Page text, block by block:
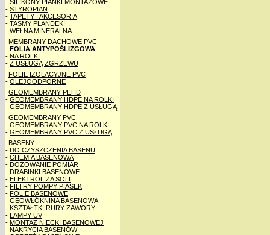
- SILIKONY PIANKI MONTAŻOWE
- STYROPIAN
- TAPETY I AKCESORIA
- TAŚMY PLANDEKI
- WEŁNA MINERALNA
MEMBRANY DACHOWE PVC
- FOLIA ANTYPOŚLIZGOWA
- NA ROLKI
- Z USŁUGĄ ZGRZEWU
FOLIE IZOLACYJNE PVC
- OLEJOODPORNE
GEOMEMBRANY PEHD
- GEOMEMBRANY HDPE NA ROLKI
- GEOMEMBRANY HDPE Z USŁUGĄ
GEOMEMBRANY PVC
- GEOMEMBRANY PVC NA ROLKI
- GEOMEMBRANY PVC Z USŁUGĄ
BASENY
- DO CZYSZCZENIA BASENU
- CHEMIA BASENOWA
- DOZOWANIE POMIAR
- DRABINKI BASENOWE
- ELEKTROLIZA SOLI
- FILTRY POMPY PIASEK
- FOLIE BASENOWE
- GEOWŁÓKNINA BASENOWA
- KSZTAŁTKI RURY ZAWORY
- LAMPY UV
- MONTAŻ NIECKI BASENOWEJ
- NAKRYCIA BASENÓW